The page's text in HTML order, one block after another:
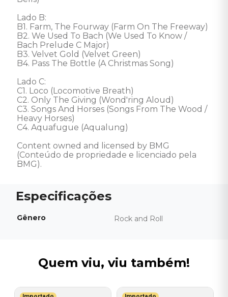
Lado B:
B1. Farm, The Fourway (Farm On The Freeway)
B2. We Used To Bach (We Used To Know /
Bach Prelude C Major)
B3. Velvet Gold (Velvet Green)
B4. Pass The Bottle (A Christmas Song)
Lado C:
C1. Loco (Locomotive Breath)
C2. Only The Giving (Wond'ring Aloud)
C3. Songs And Horses (Songs From The Wood /
Heavy Horses)
C4. Aquafugue (Aqualung)
Content owned and licensed by BMG
(Conteúdo de propriedade e licenciado pela
BMG).
Gênero Rock and Roll
Quem viu, viu também!